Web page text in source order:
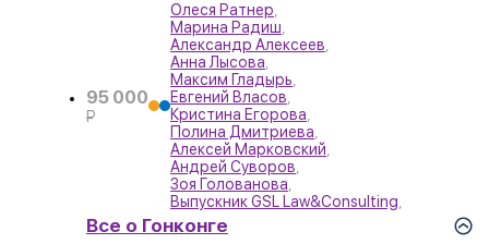
95 000
P
Олеся Ратнер
Марина Радиш
Александр Алексеев
Анна Лысова
Максим Гладырь
Евгений Власов
Кристина Егорова
Полина Дмитриева
Алексей Марковский
Андрей Суворов
Зоя Голованова
Выпускник GSL Law&Consulting
Все о Гонконге